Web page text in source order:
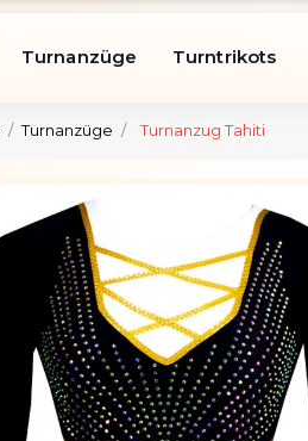
Turnanzüge Turntrikots
Turnanzüge Turnanzug Tahiti